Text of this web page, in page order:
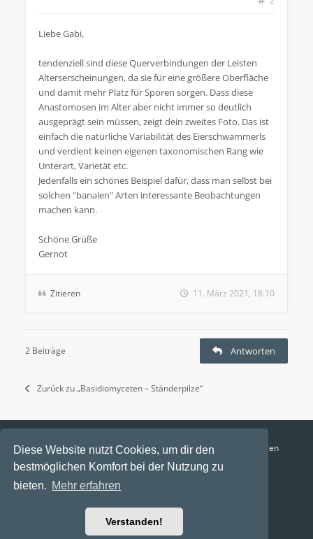
Diese Website nutzt Cookies, um dir den
bestmöglichen Komfort bei der Nutzung zu
bieten. Mehr erfahren
Verstanden!
Liebe Gabi,
tendenziell sind diese Querverbindungen der Leisten
Alterserscheinungen, da sie für eine größere Oberfläche
und damit mehr Platz für Sporen sorgen. Dass diese
Anastomosen im Alter aber nicht immer so deutlich
ausgeprägt sein müssen, zeigt dein zweites Foto. Das ist
einfach die natürliche Variabilität des Eierschwammerls
und verdient keinen eigenen taxonomischen Rang wie
Unterart, Varietät etc.
Jedenfalls ein schönes Beispiel dafür, dass man selbst bei
solchen "banalen" Arten interessante Beobachtungen
machen kann.
Schöne Grüße
Gernot
Zitieren 11. März 2021, 18:10
2 Beiträge Antworten
Zurück zu „Basidiomyceten – Ständerpilze“
Funga Austria FAQ Datenschutz
Nutzungsbedingungen
Alle Zeiten sind UTC+02:00
Aktuelle Zeit: 6. August 2026, 20:33
Powered byphpBB® Forum Software © phpBB Limited
Ravaio Theme by